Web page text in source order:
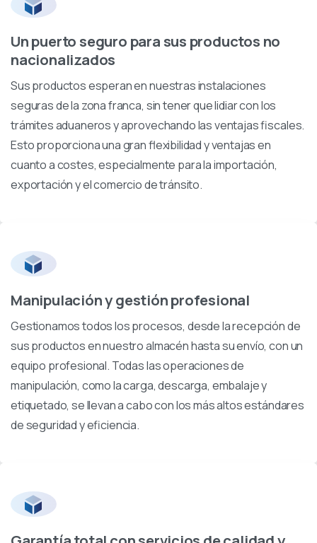
Un puerto seguro para sus productos no
nacionalizados
Sus productos esperan en nuestras instalaciones
seguras de la zona franca, sin tener que lidiar con los
trámites aduaneros y aprovechando las ventajas fiscales.
Esto proporciona una gran flexibilidad y ventajas en
cuanto a costes, especialmente para la importación,
exportación y el comercio de tránsito.
Manipulación y gestión profesional
Gestionamos todos los procesos, desde la recepción de
sus productos en nuestro almacén hasta su envío, con un
equipo profesional. Todas las operaciones de
manipulación, como la carga, descarga, embalaje y
etiquetado, se llevan a cabo con los más altos estándares
de seguridad y eficiencia.